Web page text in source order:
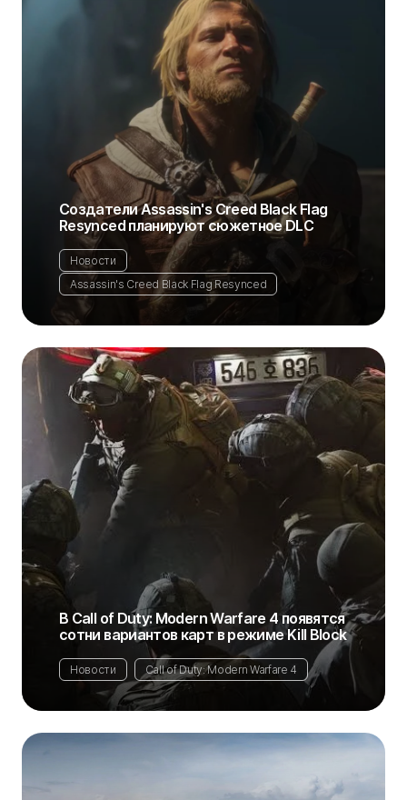
Создатели Assassin's Creed Black Flag
Resynced планируют сюжетное DLC
Новости
Assassin's Creed Black Flag Resynced
В Call of Duty: Modern Warfare 4 появятся
сотни вариантов карт в режиме Kill Block
Новости Call of Duty: Modern Warfare 4